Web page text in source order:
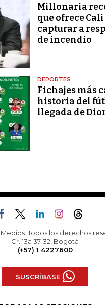
Millonaria
que ofrece
capturar a
de incendio
DEPORTES
Fichajes más
historia del
llegada de
Todos los derechos
Cr. 13a 37-32, Bogotá
(+57) 1 4227600
SUSCRÍBASE